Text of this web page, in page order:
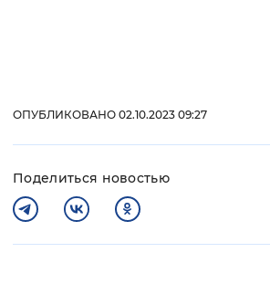
ОПУБЛИКОВАНО 02.10.2023 09:27
Поделиться новостью